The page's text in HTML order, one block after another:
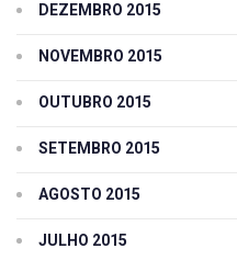
DEZEMBRO 2015
NOVEMBRO 2015
OUTUBRO 2015
SETEMBRO 2015
AGOSTO 2015
JULHO 2015